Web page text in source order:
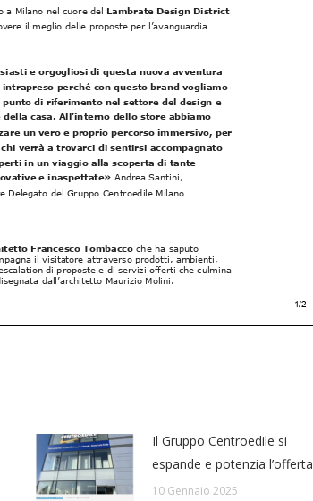
Il Gruppo Centroedile si
espande e potenzia l’offerta
10 Gennaio 2025